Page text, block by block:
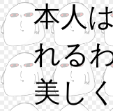
本人
れる
美し